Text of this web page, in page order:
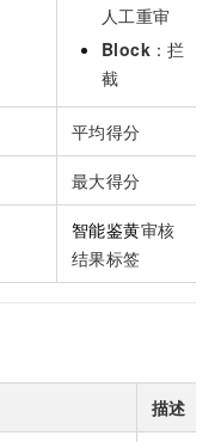
人工重审
Block ：拦
截
平均得分
最大得分
智能鉴黄审核
结果标签
描述